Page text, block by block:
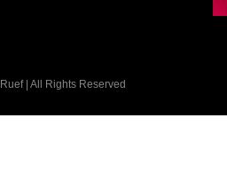
| All Rights Reserved